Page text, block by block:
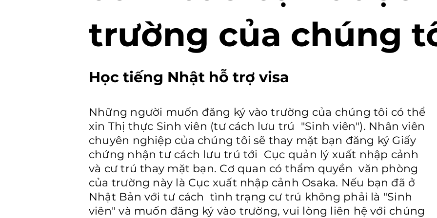
trường của chúng
Học tiếng Nhật hỗ trợ visa
Những người muốn đăng ký vào trường của chúng tôi có thể
xin Thị thực Sinh viên (tư cách lưu trú "Sinh viên"). Nhân viên
chuyên nghiệp của chúng tôi sẽ thay mặt bạn đăng ký Giấy
chứng nhận tư cách lưu trú tới Cục quản lý xuất nhập cảnh
và cư trú thay mặt bạn. Cơ quan có thẩm quyền văn phòng
của trường này là Cục xuất nhập cảnh Osaka. Nếu bạn đã ở
Nhật Bản với tư cách tình trạng cư trú không phải là "Sinh
viên" và muốn đăng ký vào trường, vui lòng liên hệ với chúng